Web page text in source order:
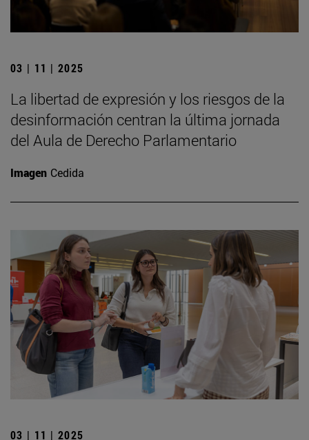
03 | 11 | 2025
La libertad de expresión y los riesgos de la
desinformación centran la última jornada
del Aula de Derecho Parlamentario
Imagen Cedida
03 | 11 | 2025